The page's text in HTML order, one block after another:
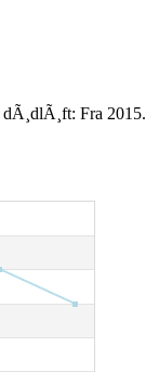
Fra 2015.